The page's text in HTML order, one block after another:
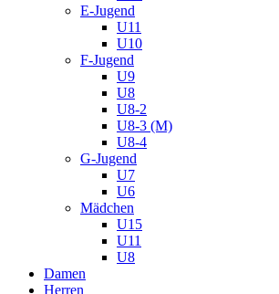
E-Jugend
U11
U10
F-Jugend
U9
U8
U8-2
U8-3 (M)
U8-4
G-Jugend
U7
U6
Mädchen
U15
U11
U8
Damen
Herren